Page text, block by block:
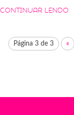
Continuar Lendo
Página 3 de 3 «